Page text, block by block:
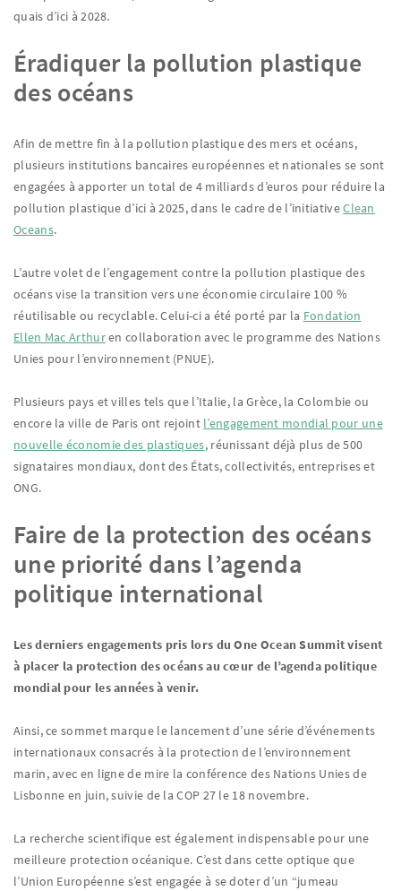
quais d’ici à 2028.
Éradiquer la pollution plastique
des océans
Afin de mettre fin à la pollution plastique des mers et océans,
plusieurs institutions bancaires européennes et nationales se sont
engagées à apporter un total de 4 milliards d’euros pour réduire la
pollution plastique d’ici à 2025, dans le cadre de l’initiativeClean
Oceans.
L’autre volet de l’engagement contre la pollution plastique des
océans vise la transition vers une économie circulaire 100 %
réutilisable ou recyclable. Celui-ci a été porté par la Fondation
Ellen Mac Arthuren collaboration avec le programme des Nations
Unies pour l’environnement (PNUE).
Plusieurs pays et villes tels que l’Italie, la Grèce, la Colombie ou
encore la ville de Paris ont rejoint l’engagement mondial pour une
nouvelle économie des plastiques, réunissant déjà plus de 500
signataires mondiaux, dont des États, collectivités, entreprises et
ONG.
Faire de la protection des océans
une priorité dans l’agenda
politique international
Les derniers engagements pris lors du One Ocean Summit visent
à placer la protection des océans au cœur de l’agenda politique
mondial pour les années à venir.
Ainsi, ce sommet marque le lancement d’une série d’événements
internationaux consacrés à la protection de l’environnement
marin, avec en ligne de mire la conférence des Nations Unies de
Lisbonne en juin, suivie de la COP 27 le 18 novembre.
La recherche scientifique est également indispensable pour une
meilleure protection océanique. C’est dans cette optique que
l’Union Européenne s’est engagée à se doter d’un “jumeau